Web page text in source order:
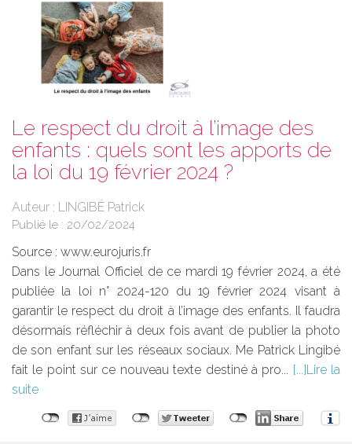
Le respect du droit à l’image des
enfants : quels sont les apports de
la loi du 19 février 2024 ?
Auteur : LINGIBÉ Patrick
Publié le : 20/02/2024
Source : www.eurojuris.fr
Dans le Journal Officiel de ce mardi 19 février 2024, a été
publiée la loi n° 2024-120 du 19 février 2024 visant à
garantir le respect du droit à l’image des enfants. Il faudra
désormais réfléchir à deux fois avant de publier la photo
de son enfant sur les réseaux sociaux. Me Patrick Lingibé
fait le point sur ce nouveau texte destiné à pro...
Lire la
suite